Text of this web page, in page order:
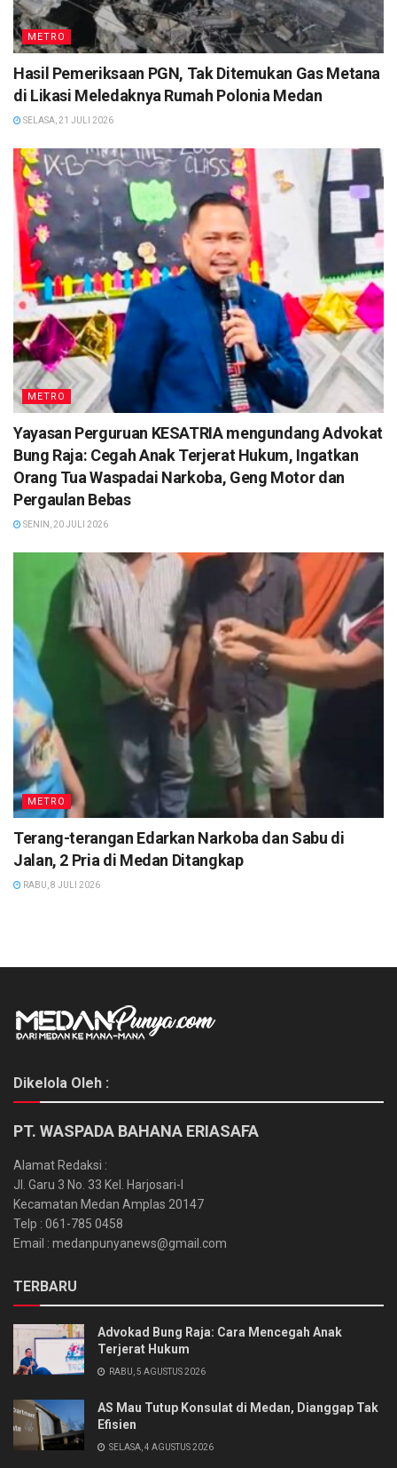
METRO
Hasil Pemeriksaan PGN, Tak Ditemukan Gas Metana
di Likasi Meledaknya Rumah Polonia Medan
SELASA, 21 JULI 2026
METRO
Yayasan Perguruan KESATRIA mengundang Advokat
Bung Raja: Cegah Anak Terjerat Hukum, Ingatkan
Orang Tua Waspadai Narkoba, Geng Motor dan
Pergaulan Bebas
SENIN, 20 JULI 2026
METRO
Terang-terangan Edarkan Narkoba dan Sabu di
Jalan, 2 Pria di Medan Ditangkap
RABU, 8 JULI 2026
Dikelola Oleh :
PT. WASPADA BAHANA ERIASAFA
Alamat Redaksi :
Jl. Garu 3 No. 33 Kel. Harjosari-I
Kecamatan Medan Amplas 20147
Telp : 061-785 0458
Email : medanpunyanews@gmail.com
TERBARU
Advokad Bung Raja: Cara Mencegah Anak
Terjerat Hukum
RABU, 5 AGUSTUS 2026
AS Mau Tutup Konsulat di Medan, Dianggap Tak
Efisien
SELASA, 4 AGUSTUS 2026